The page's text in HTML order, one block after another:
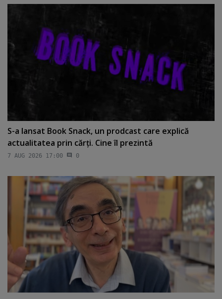
S-a lansat Book Snack, un prodcast care explică
actualitatea prin cărţi. Cine îl prezintă
7 AUG 2026 17:00 0